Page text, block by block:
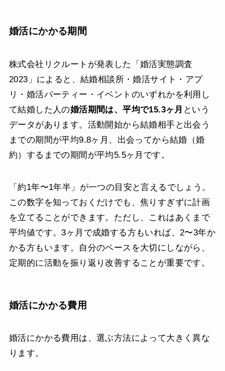
婚活にかかる期間
株式会社リクルートが発表した「婚活実態調査
2023」によると、結婚相談所・婚活サイト・アプ
リ・婚活パーティー・イベントのいずれかを利用し
て結婚した人の婚活期間は、平均で15.3ヶ月 という
データがあります。活動開始から結婚相手と出会う
までの期間が平均9.8ヶ月、出会ってから結婚（婚
約）するまでの期間が平均5.5ヶ月です。
「約1年〜1年半」が一つの目安と言えるでしょう。
この数字を知っておくだけでも、焦りすぎずに計画
を立てることができます。ただし、これはあくまで
平均値です。3ヶ月で成婚する方もいれば、2〜3年か
かる方もいます。自分のペースを大切にしながら、
定期的に活動を振り返り改善することが重要です。
婚活にかかる費用
婚活にかかる費用は、選ぶ方法によって大きく異な
ります。